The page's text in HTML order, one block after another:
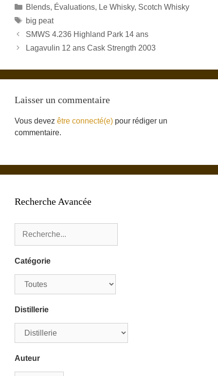
Catégories
Blends, Évaluations, Le Whisky, Scotch Whisky
Étiquettes
big peat
SMWS 4.236 Highland Park 14 ans
Lagavulin 12 ans Cask Strength 2003
Laisser un commentaire
Vous devez être connecté(e) pour rédiger un
commentaire.
Recherche Avancée
Catégorie
Distillerie
Auteur